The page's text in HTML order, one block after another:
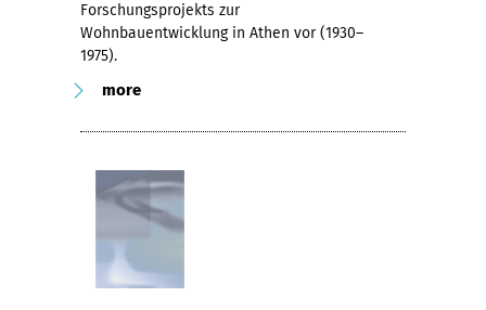
Forschungsprojekts zur
Wohnbauentwicklung in Athen vor (1930–
1975).
more